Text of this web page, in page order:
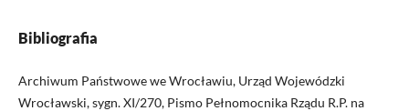
Bibliografia
Archiwum Państwowe we Wrocławiu, Urząd Wojewódzki
Wrocławski, sygn. XI/270, Pismo Pełnomocnika Rządu R.P. na